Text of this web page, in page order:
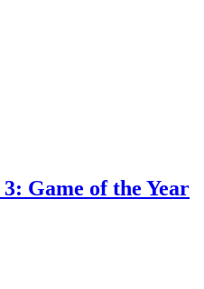
Game of the Year